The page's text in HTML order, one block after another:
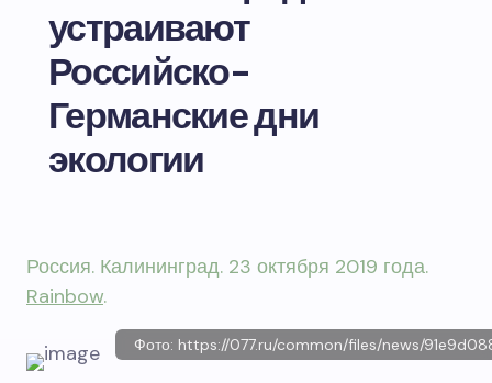
устраивают
Российско-
Германские дни
экологии
Россия. Калининград. 23 октября 2019 года.
Rainbow.
Фото: https://077.ru/common/files/news/